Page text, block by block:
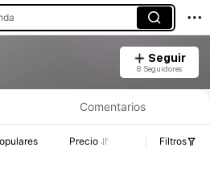
Seguir
8 Seguidores
Comentarios
Precio Filtros